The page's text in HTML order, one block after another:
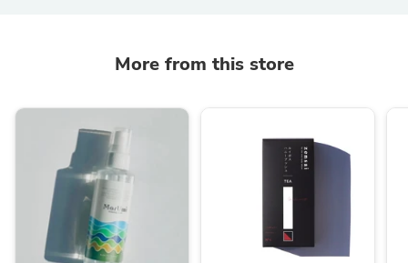
More from this store